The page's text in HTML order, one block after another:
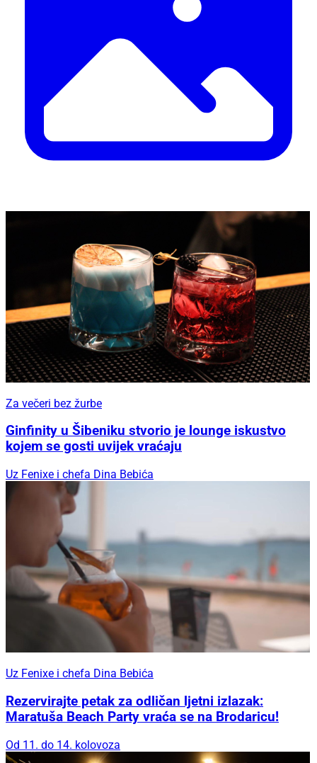
Za večeri bez žurbe
Ginfinity u Šibeniku stvorio je lounge iskustvo
kojem se gosti uvijek vraćaju
Uz Fenixe i chefa Dina Bebića
Uz Fenixe i chefa Dina Bebića
Rezervirajte petak za odličan ljetni izlazak:
Maratuša Beach Party vraća se na Brodaricu!
Od 11. do 14. kolovoza